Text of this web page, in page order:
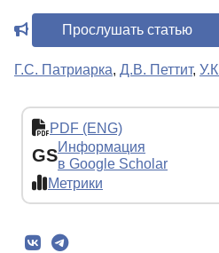
Прослушать статью
Г.С. Патриарка, Д.В. Петтит,
PDF (ENG)
GSИнформация
в Google Scholar
Метрики